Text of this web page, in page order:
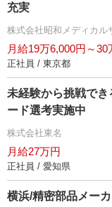
充実
株式会社昭和メディカル
月給19万6,000円～30
正社員 / 東京都
未経験から挑戦で
ード選考実施中
株式会社東名
月給27万円
正社員 / 愛知県
横浜/精密部品メー